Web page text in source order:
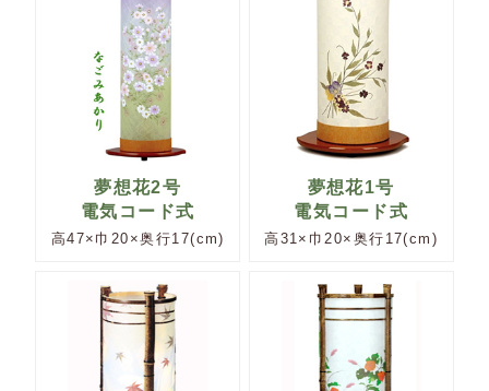
夢想花2号
電気コード式
高47×巾20×奥行17(cm)
夢想花1号
電気コード式
高31×巾20×奥行17(cm)